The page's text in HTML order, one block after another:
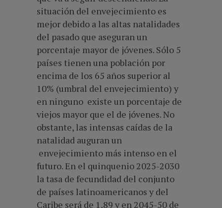
situación del envejecimiento es
mejor debido a las altas natalidades
del pasado que aseguran un
porcentaje mayor de jóvenes. Sólo 5
países tienen una población por
encima de los 65 años superior al
10% (umbral del envejecimiento) y
en ninguno existe un porcentaje de
viejos mayor que el de jóvenes. No
obstante, las intensas caídas de la
natalidad auguran un
envejecimiento más intenso en el
futuro. En el quinquenio 2025-2030
la tasa de fecundidad del conjunto
de países latinoamericanos y del
Caribe será de 1,89 y en 2045-50 de